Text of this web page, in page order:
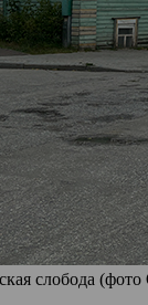
слобода